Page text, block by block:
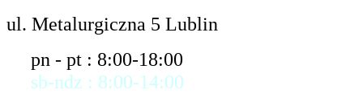
ul. Metalurgiczna 5 Lublin
pn - pt : 8:00-18:00
sb-ndz : 8:00-14:00